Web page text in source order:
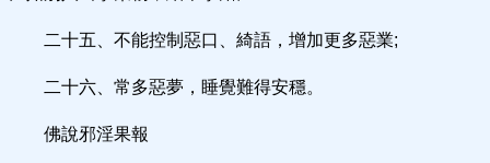
二十五、不能控制惡口、綺語，增加更多惡業;
二十六、常多惡夢，睡覺難得安穩。
佛說邪淫果報